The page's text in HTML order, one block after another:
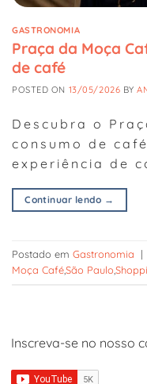
GASTRONOMIA
Praça da Moça
de café
POSTED ON 13/05/2026 BY
Descubra o
consumo de
experiência de
Continuar lendo →
Postado em Gastronomia |
Moça CaféSão Paulo
Inscreva-se no nosso